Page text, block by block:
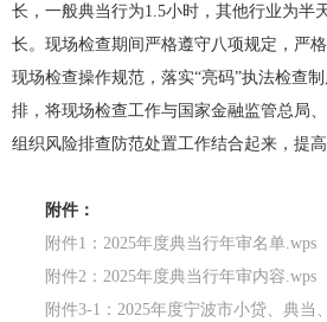
长，一般典当行为1.5小时，其他行业为半
长。现场检查期间严格遵守八项规定，严
现场检查操作规范，落实“亮码”执法检查
排，将现场检查工作与国家金融监管总局
组织风险排查防范处置工作结合起来，提高
附件：
附件1：2025年度典当行年审名单.wps
附件2：2025年度典当行年审内容.wps
附件3-1：2025年度宁波市小贷、典当